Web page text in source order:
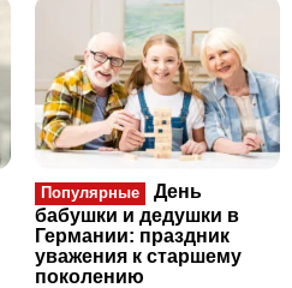
Популярные
День
бабушки и дедушки в
Германии: праздник
уважения к старшему
поколению